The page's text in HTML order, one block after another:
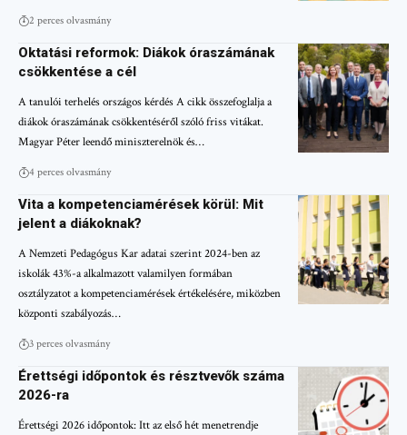
2 perces olvasmány
Oktatási reformok: Diákok óraszámának
csökkentése a cél
A tanulói terhelés országos kérdés A cikk összefoglalja a
diákok óraszámának csökkentéséről szóló friss vitákat.
Magyar Péter leendő miniszterelnök és…
4 perces olvasmány
Vita a kompetenciamérések körül: Mit
jelent a diákoknak?
A Nemzeti Pedagógus Kar adatai szerint 2024-ben az
iskolák 43%-a alkalmazott valamilyen formában
osztályzatot a kompetenciamérések értékelésére, miközben
központi szabályozás…
3 perces olvasmány
Érettségi időpontok és résztvevők száma
2026-ra
Érettségi 2026 időpontok: Itt az első hét menetrendje